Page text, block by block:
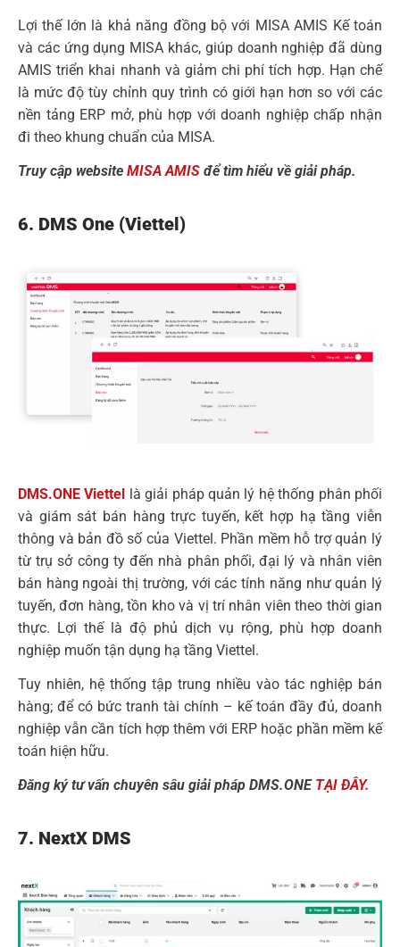
Lợi thế lớn là khả năng đồng bộ với MISA AMIS Kế toán
và các ứng dụng MISA khác, giúp doanh nghiệp đã dùng
AMIS triển khai nhanh và giảm chi phí tích hợp. Hạn chế
là mức độ tùy chỉnh quy trình có giới hạn hơn so với các
nền tảng ERP mở, phù hợp với doanh nghiệp chấp nhận
đi theo khung chuẩn của MISA.
Truy cập website MISA AMIS để tìm hiểu về giải pháp.
6. DMS One (Viettel)
DMS.ONE Viettel là giải pháp quản lý hệ thống phân phối
và giám sát bán hàng trực tuyến, kết hợp hạ tầng viễn
thông và bản đồ số của Viettel. Phần mềm hỗ trợ quản lý
từ trụ sở công ty đến nhà phân phối, đại lý và nhân viên
bán hàng ngoài thị trường, với các tính năng như quản lý
tuyến, đơn hàng, tồn kho và vị trí nhân viên theo thời gian
thực. Lợi thế là độ phủ dịch vụ rộng, phù hợp doanh
nghiệp muốn tận dụng hạ tầng Viettel.
Tuy nhiên, hệ thống tập trung nhiều vào tác nghiệp bán
hàng; để có bức tranh tài chính – kế toán đầy đủ, doanh
nghiệp vẫn cần tích hợp thêm với ERP hoặc phần mềm kế
toán hiện hữu.
Đăng ký tư vấn chuyên sâu giải pháp DMS.ONE TẠI ĐÂY.
7. NextX DMS